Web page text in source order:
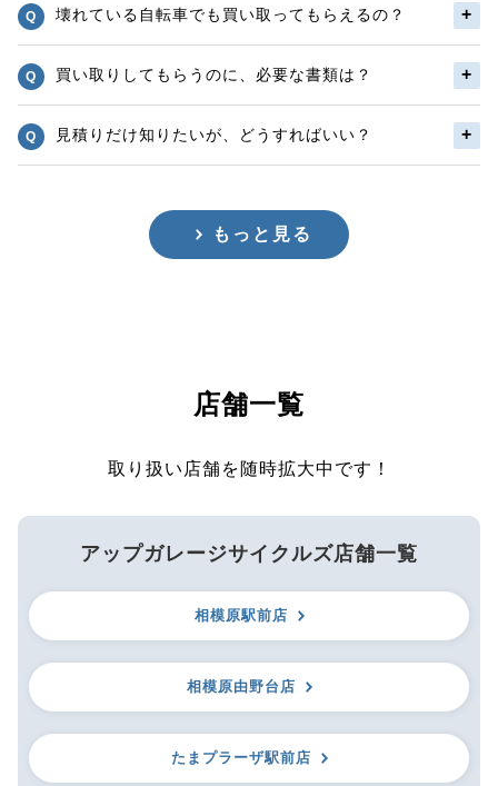
壊れている自転車でも買い取ってもらえるの？
買い取りしてもらうのに、必要な書類は？
見積りだけ知りたいが、どうすればいい？
もっと見る
店舗一覧
取り扱い店舗を随時拡大中です！
アップガレージサイクルズ店舗一覧
相模原駅前店
相模原由野台店
たまプラーザ駅前店